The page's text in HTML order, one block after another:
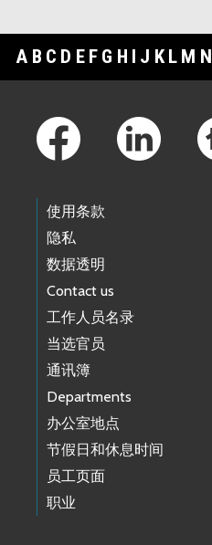
A B C D E F G H I J K L M N
使用条款
隐私
数据透明
Contact us
工作人员名录
当选官员
通讯簿
Departments
办公室地点
节假日和休息时间
员工页面
职业